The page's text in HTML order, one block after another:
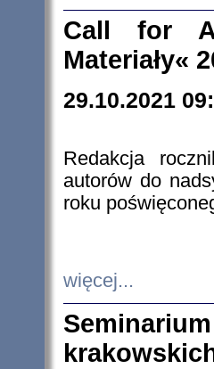
Call for
Materiały«
29.10.2021
Redakcja
autorów do
roku
więcej...